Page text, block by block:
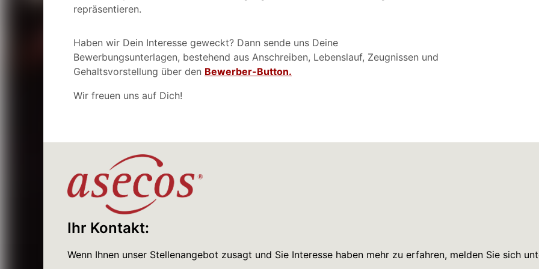
repräsentieren.
Haben wir Dein Interesse geweckt? Dann sende uns Deine
Bewerbungsunterlagen, bestehend aus Anschreiben, Lebenslauf, Zeugnissen und
Gehaltsvorstellung über den Bewerber-Button.
Wir freuen uns auf Dich!
Ihr Kontakt:
Wenn Ihnen unser Stellenangebot zusagt und Sie Interesse haben mehr zu erfahren, melden Sie sich